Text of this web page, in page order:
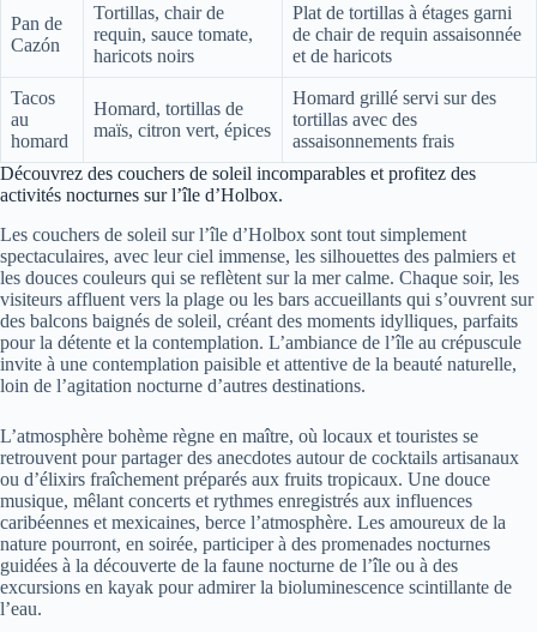
Pan de
Cazón
Tortillas, chair de
requin, sauce tomate,
haricots noirs
Plat de tortillas à étages garni
de chair de requin assaisonnée
et de haricots
Tacos
au
homard
Homard, tortillas de
maïs, citron vert, épices
Homard grillé servi sur des
tortillas avec des
assaisonnements frais
Découvrez des couchers de soleil incomparables et profitez des
activités nocturnes sur l’île d’Holbox.
Les couchers de soleil sur l’île d’Holbox sont tout simplement
spectaculaires, avec leur ciel immense, les silhouettes des palmiers et
les douces couleurs qui se reflètent sur la mer calme. Chaque soir, les
visiteurs affluent vers la plage ou les bars accueillants qui s’ouvrent sur
des balcons baignés de soleil, créant des moments idylliques, parfaits
pour la détente et la contemplation. L’ambiance de l’île au crépuscule
invite à une contemplation paisible et attentive de la beauté naturelle,
loin de l’agitation nocturne d’autres destinations.
L’atmosphère bohème règne en maître, où locaux et touristes se
retrouvent pour partager des anecdotes autour de cocktails artisanaux
ou d’élixirs fraîchement préparés aux fruits tropicaux. Une douce
musique, mêlant concerts et rythmes enregistrés aux influences
caribéennes et mexicaines, berce l’atmosphère. Les amoureux de la
nature pourront, en soirée, participer à des promenades nocturnes
guidées à la découverte de la faune nocturne de l’île ou à des
excursions en kayak pour admirer la bioluminescence scintillante de
l’eau.